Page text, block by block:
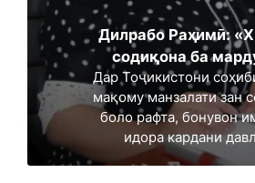
Дилрабо Раҳимӣ:
содиқона ба
Дар Тоҷикистони
мақому манзалати зан
боло рафта, бонувон
идора кардани